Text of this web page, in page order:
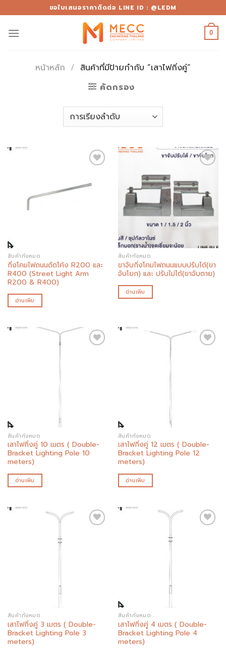
to
content
ขอใบเสนอราคาติดต่อ LINE ID : @LEDM
0
หน้าหลัก / สินค้าที่มีป้ายกำกับ “เสาไฟกิ่งคู่”
คัดกรอง
Add to
สินค้าทั้งหมด
กิ่งโคมไฟถนนดัดโค้ง R200 และ
R400 (Street Light Arm
R200 & R400)
อ่านเพิ่ม
Add to
wishlist
สินค้าทั้งหมด
ขาจับกิ่งโคมไฟถนนแบบปรับได้(ขา
จับโยก) และ ปรับไม่ได้(ขาจับตาย)
อ่านเพิ่ม
สินค้าทั้งหมด
เสาไฟกิ่งคู่ 10 เมตร ( Double-
Bracket Lighting Pole 10
meters)
อ่านเพิ่ม
สินค้าทั้งหมด
เสาไฟกิ่งคู่ 12 เมตร ( Double-
Bracket Lighting Pole 12
meters)
อ่านเพิ่ม
สินค้าทั้งหมด
เสาไฟกิ่งคู่ 3 เมตร ( Double-
Bracket Lighting Pole 3
meters)
สินค้าทั้งหมด
เสาไฟกิ่งคู่ 4 เมตร ( Double-
Bracket Lighting Pole 4
meters)